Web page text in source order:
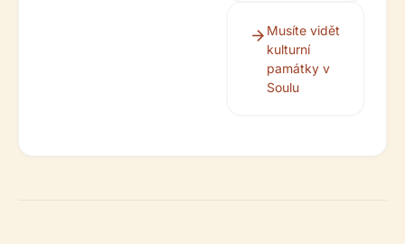
Musíte vidět
kulturní
památky v
Soulu